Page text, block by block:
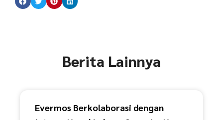
Berita Lainnya
Evermos Berkolaborasi dengan